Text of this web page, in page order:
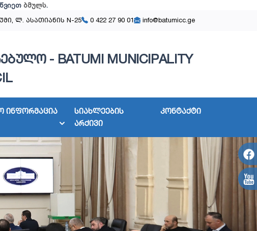
ბმულს.
ლ. ასათიანის N-25 0 422 27 90 01 info@batumicc.ge
- BATUMI MUNICIPALITY
ინფორმაცია
სიახლეების
არქივი
კონტაქტი